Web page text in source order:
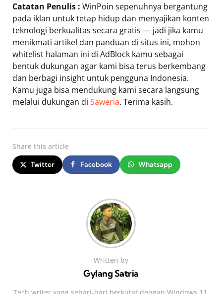
Catatan Penulis : WinPoin sepenuhnya bergantung
pada iklan untuk tetap hidup dan menyajikan konten
teknologi berkualitas secara gratis — jadi jika kamu
menikmati artikel dan panduan di situs ini, mohon
whitelist halaman ini di AdBlock kamu sebagai
bentuk dukungan agar kami bisa terus berkembang
dan berbagi insight untuk pengguna Indonesia.
Kamu juga bisa mendukung kami secara langsung
melalui dukungan di Saweria. Terima kasih.
Share this article
Twitter Facebook Whatsapp
Written by
Gylang Satria